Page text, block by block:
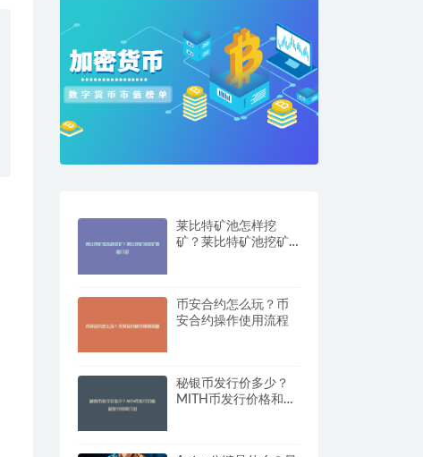
莱比特矿池怎样挖
矿？莱比特矿池挖矿
币安合约怎么玩？币
安合约操作使用流程
秘银币发行价多少？
MITH币发行价格和发